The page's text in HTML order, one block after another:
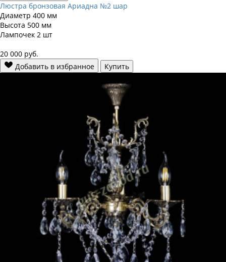
Люстра бронзовая Ариадна №2 шар
Диаметр 400 мм
Высота 500 мм
Лампочек 2 шт
20 000 руб.
Добавить в избранное
Купить